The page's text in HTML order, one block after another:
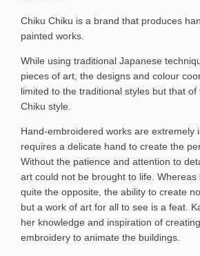
Chiku Chiku is a brand that produces
painted works.
While using traditional Japanese
pieces of art, the designs and colour
limited to the traditional styles but that of
Chiku style.
Hand-embroidered works are extremely
requires a delicate hand to create the
Without the patience and attention to
art could not be brought to life.
quite the opposite, the ability to create
but a work of art for all to see is a feat.
her knowledge and inspiration of
embroidery to animate the buildings.